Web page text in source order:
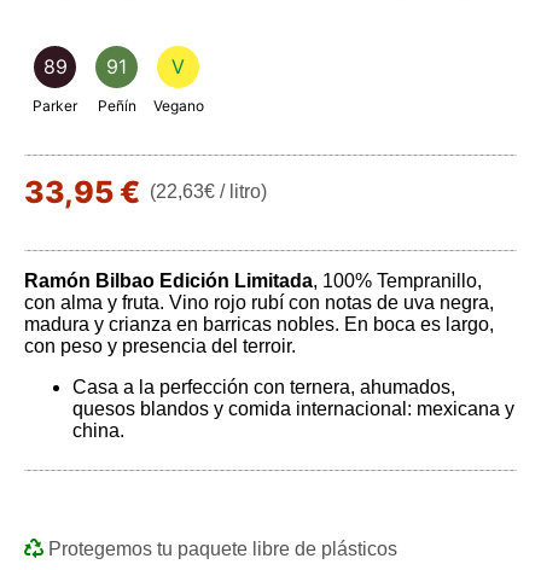
89
Parker
91
Peñín
V
Vegano
33,95 € (22,63€ / litro)
Ramón Bilbao Edición Limitada, 100% Tempranillo,
con alma y fruta. Vino rojo rubí con notas de uva negra,
madura y crianza en barricas nobles. En boca es largo,
con peso y presencia del terroir.
Casa a la perfección con ternera, ahumados,
quesos blandos y comida internacional: mexicana y
china.
Protegemos tu paquete libre de plásticos